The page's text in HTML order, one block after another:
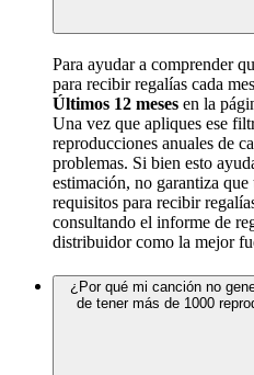
Para ayudar a comprender
para recibir regalías cada
Últimos 12 meses en la
Una vez que apliques ese
reproducciones anuales de
problemas. Si bien esto
estimación, no garantiza
requisitos para recibir
consultando el informe de
distribuidor como la mejor
¿Por qué mi canción no
de tener más de 1000